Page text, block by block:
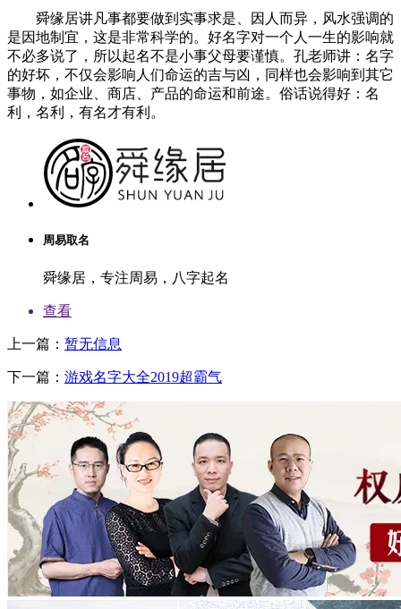
舜缘居讲凡事都要做到实事求是、因人而异，风水强调的
是因地制宜，这是非常科学的。好名字对一个人一生的影响就
不必多说了，所以起名不是小事父母要谨慎。孔老师讲：名字
的好坏，不仅会影响人们命运的吉与凶，同样也会影响到其它
事物，如企业、商店、产品的命运和前途。俗话说得好：名
利，名利，有名才有利。
周易取名
舜缘居，专注周易，八字起名
查看
上一篇： 暂无信息
下一篇： 游戏名字大全2019超霸气